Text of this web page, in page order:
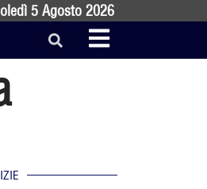
5 Agosto 2026